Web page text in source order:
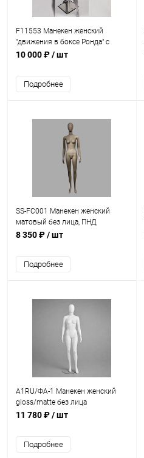
F11553 Манекен женский
"движения в боксе Ронда" с
имитацией лица, стекловолокно
10 000 ₽/ шт
Подробнее
SS-FC001 Манекен женский
матовый без лица, ПНД
8 350 ₽/ шт
Подробнее
А1RU/ФА-1 Манекен женский
gloss/matte без лица
11 780 ₽/ шт
Подробнее